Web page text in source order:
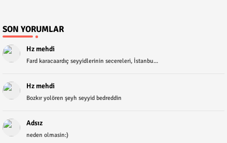
SON YORUMLAR
Hz mehdi
Fard karacaardıç seyyidlerinin secereleri, İstanbu...
Hz mehdi
Bozkır yolören şeyh seyyid bedreddin
Adsız
neden olmasin:)